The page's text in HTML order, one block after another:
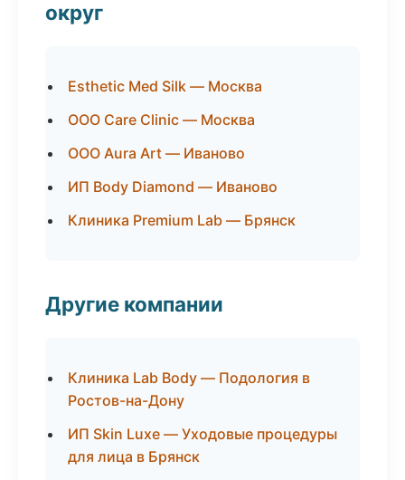
округ
Esthetic Med Silk — Москва
ООО Care Clinic — Москва
ООО Aura Art — Иваново
ИП Body Diamond — Иваново
Клиника Premium Lab — Брянск
Другие компании
Клиника Lab Body — Подология в
Ростов-на-Дону
ИП Skin Luxe — Уходовые процедуры
для лица в Брянск